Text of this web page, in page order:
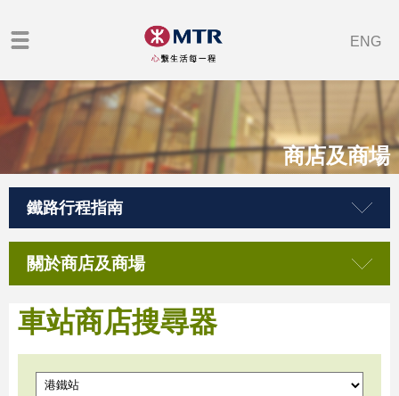
ENG
商店及商場
鐵路行程指南
關於商店及商場
車站商店搜尋器